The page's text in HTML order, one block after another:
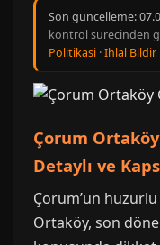
Son guncelleme:
kontrol surecinden
Politikasi ·Ihlal Bildir
Çorum
Detaylı ve
Çorum’un
Ortaköy, son